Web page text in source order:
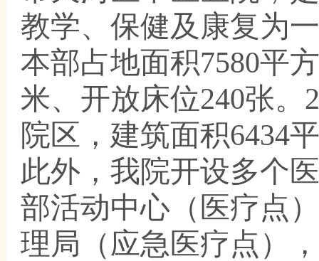
教学、保健及康复为
本部占地面积7580平
米、开放床位240张。
院区，建筑面积6434
此外，我院开设多个
部活动中心（医疗点
理局（应急医疗点）